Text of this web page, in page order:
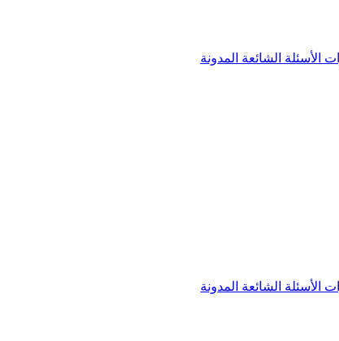
الأسئلة الشائعة المدونة
الأسئلة الشائعة المدونة